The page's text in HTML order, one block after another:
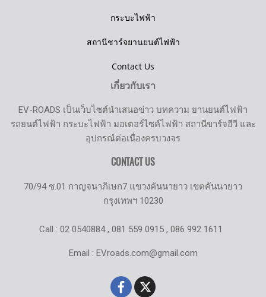
กระบะไฟฟ้า
สถานีชาร์จยานยนต์ไฟฟ้า
Contact Us
เกี่ยวกับเรา
EV-ROADS เป็นเว็บไซต์นำเสนอข่าว บทความ ยานยนต์ไฟฟ้า
รถยนต์ไฟฟ้า กระบะไฟฟ้า มอเตอร์ไซค์ไฟฟ้า สถานีขาร์จอีวี และ
อุปกรณ์ต่อเนื่องครบวงจร
CONTACT US
70/94 ซ.01 กาญจนาภิเษก7 แขวงคันนายาว เขตคันนายาว
กรุงเทพฯ 10230
Call : 02 0540884 , 081 559 0915 , 086 992 1611
Email : EVroads.com@gmail.com